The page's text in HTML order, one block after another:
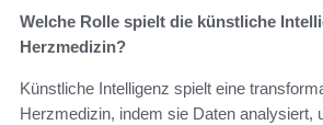
Welche Rolle spielt die künstliche
Herzmedizin?
Künstliche Intelligenz spielt eine
Herzmedizin, indem sie Daten analysiert,